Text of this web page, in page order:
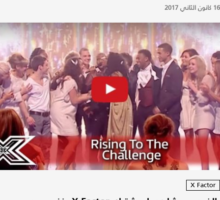
16 كانون الثاني 2017
X Factor